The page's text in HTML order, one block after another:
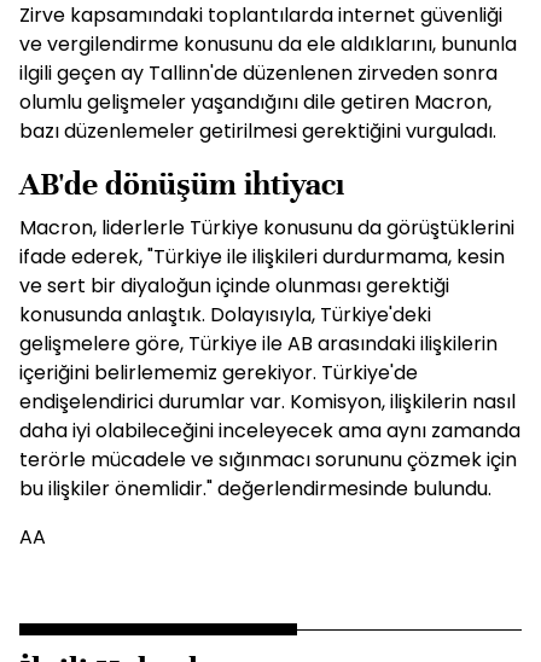
Zirve kapsamındaki toplantılarda internet güvenliği
ve vergilendirme konusunu da ele aldıklarını, bununla
ilgili geçen ay Tallinn'de düzenlenen zirveden sonra
olumlu gelişmeler yaşandığını dile getiren Macron,
bazı düzenlemeler getirilmesi gerektiğini vurguladı.
AB'de dönüşüm ihtiyacı
Macron, liderlerle Türkiye konusunu da görüştüklerini
ifade ederek, "Türkiye ile ilişkileri durdurmama, kesin
ve sert bir diyaloğun içinde olunması gerektiği
konusunda anlaştık. Dolayısıyla, Türkiye'deki
gelişmelere göre, Türkiye ile AB arasındaki ilişkilerin
içeriğini belirlememiz gerekiyor. Türkiye'de
endişelendirici durumlar var. Komisyon, ilişkilerin nasıl
daha iyi olabileceğini inceleyecek ama aynı zamanda
terörle mücadele ve sığınmacı sorununu çözmek için
bu ilişkiler önemlidir." değerlendirmesinde bulundu.
AA